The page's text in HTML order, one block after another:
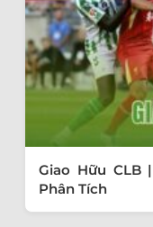
Giao Hữu CLB
Phân Tích